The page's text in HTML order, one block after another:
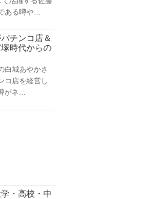
ある噂や…
チンコ店＆
時代からの
白城あやかさ
コ店を経営し
がネ…
・高校・中